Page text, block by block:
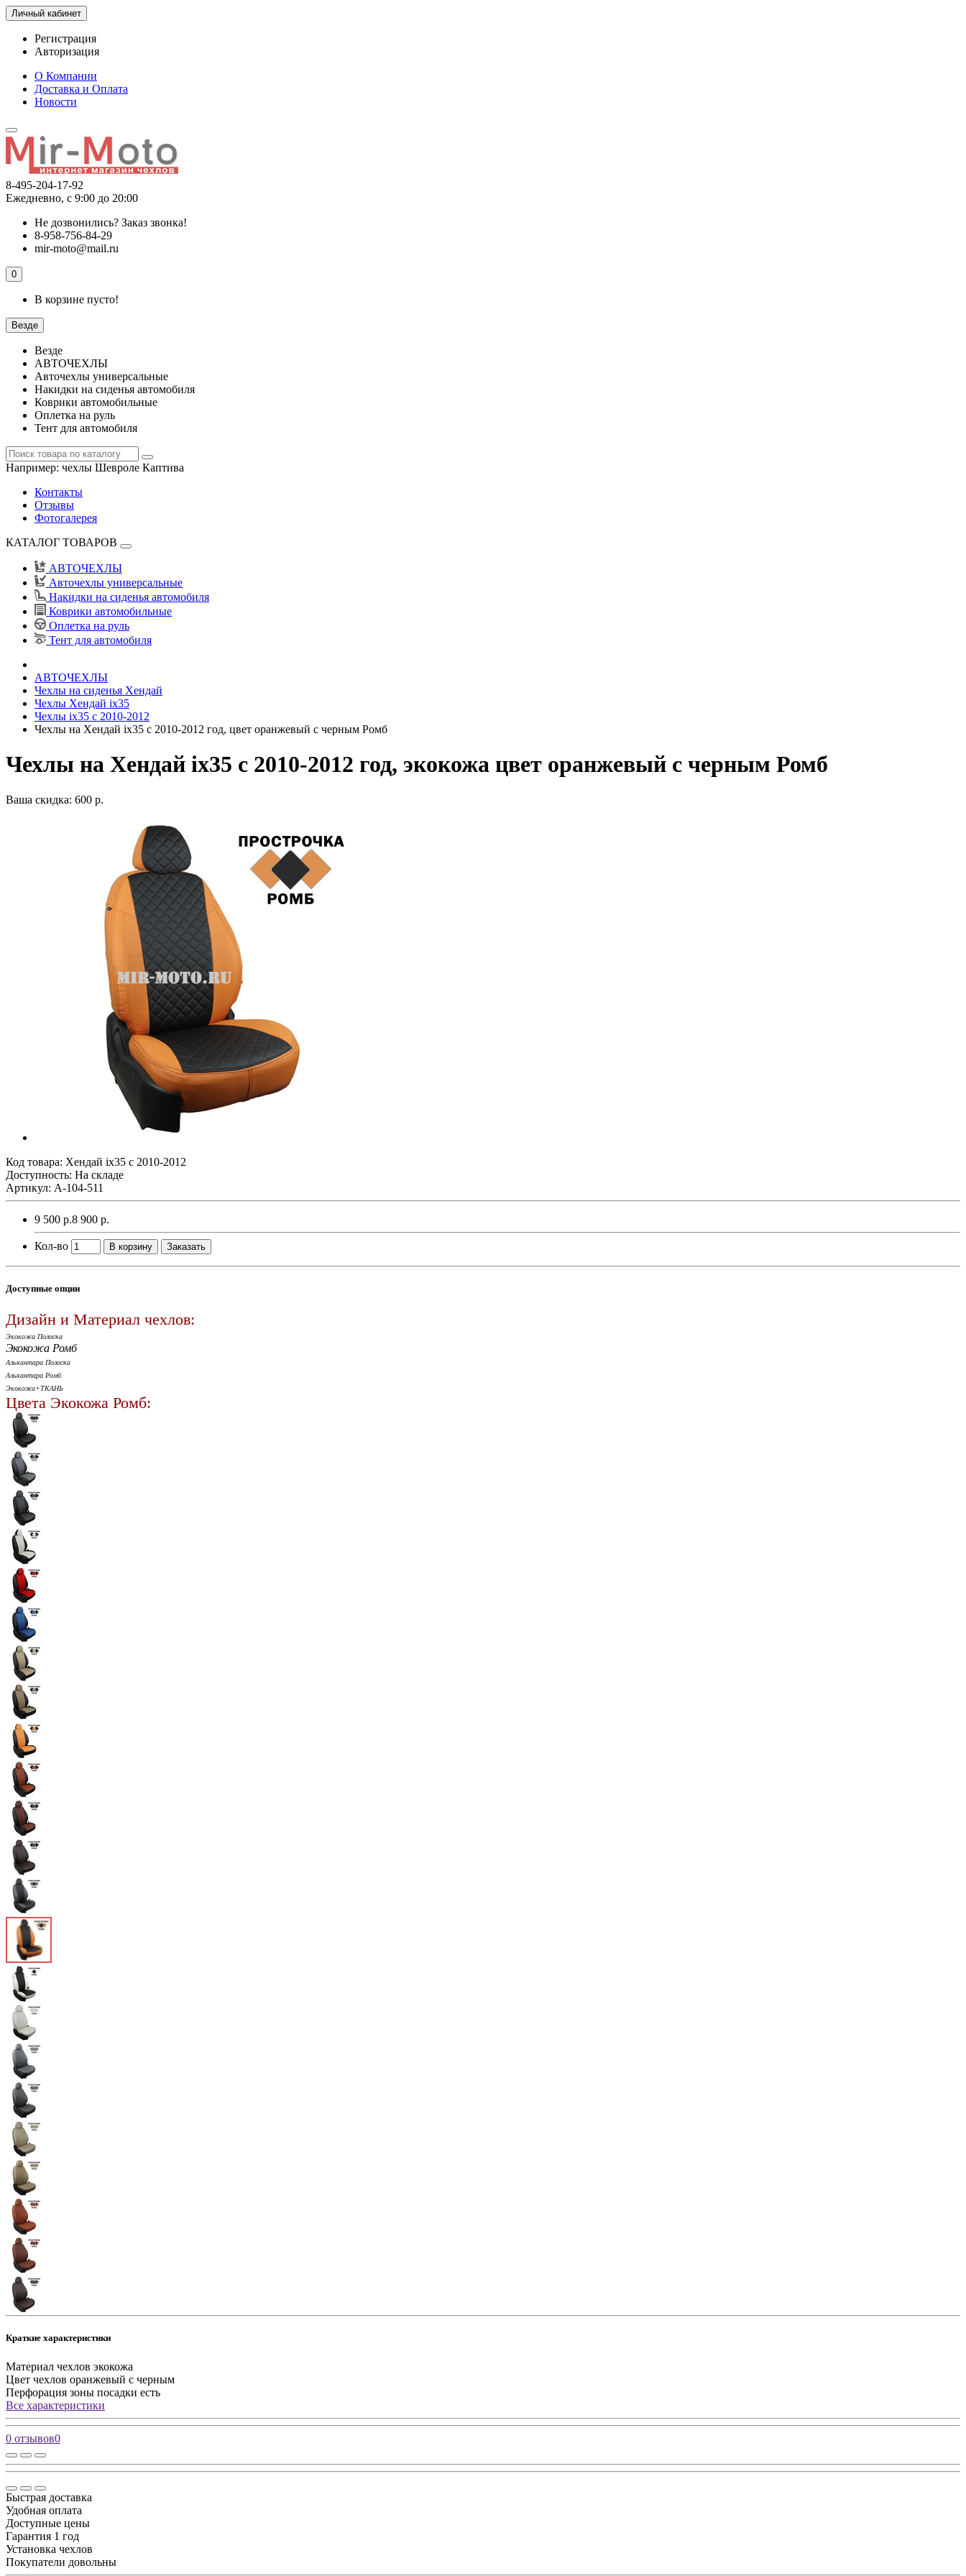
Личный кабинет
Регистрация
Авторизация
О Компании
Доставка и Оплата
Новости
8-495-204-17-92
Ежедневно, с 9:00 до 20:00
Не дозвонились? Заказ звонка!
8-958-756-84-29
mir-moto@mail.ru
0
В корзине пусто!
Везде
Везде
АВТОЧЕХЛЫ
Авточехлы универсальные
Накидки на сиденья автомобиля
Коврики автомобильные
Оплетка на руль
Тент для автомобиля
Например: чехлы Шевроле Каптива
Контакты
Отзывы
Фотогалерея
КАТАЛОГ ТОВАРОВ
АВТОЧЕХЛЫ
Авточехлы универсальные
Накидки на сиденья автомобиля
Коврики автомобильные
Оплетка на руль
Тент для автомобиля
АВТОЧЕХЛЫ
Чехлы на сиденья Хендай
Чехлы Хендай ix35
Чехлы ix35 c 2010-2012
Чехлы на Хендай ix35 с 2010-2012 год, цвет оранжевый с черным Ромб
Чехлы на Хендай ix35 с 2010-2012 год, экокожа цвет оранжевый с черным Ромб
Ваша скидка: 600 р.
Код товара: Хендай ix35 с 2010-2012
Доступность: На складе
Артикул: A-104-511
9 500 р.8 900 р.
Кол-во В корзину Заказать
Доступные опции
Дизайн и Материал чехлов:
Экокожа Полоска
Экокожа Ромб
Алькантара Полоска
Алькантара Ромб
Экокожа+ТКАНЬ
Цвета Экокожа Ромб:
Краткие характеристики
Материал чехлов экокожа
Цвет чехлов оранжевый с черным
Перфорация зоны посадки есть
Все характеристики
0 отзывов0
Быстрая доставка
Удобная оплата
Доступные цены
Гарантия 1 год
Установка чехлов
Покупатели довольны